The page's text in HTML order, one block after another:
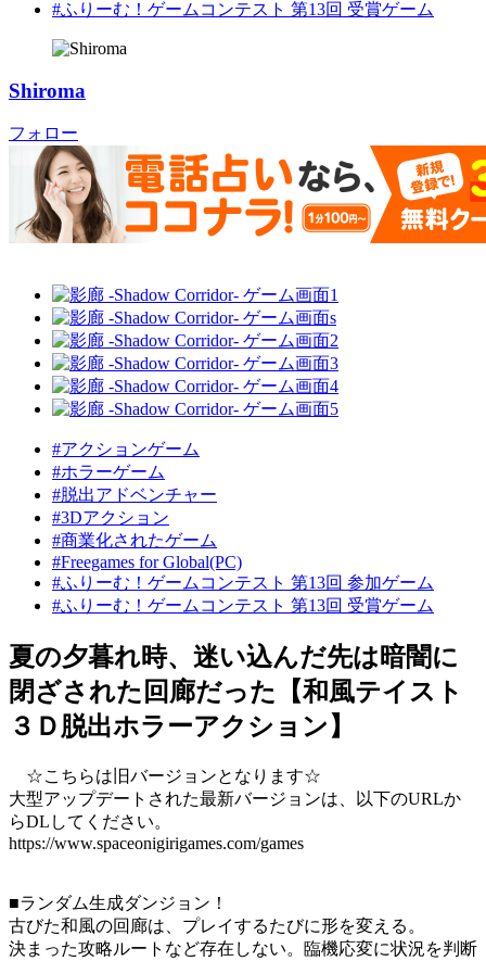
#ふりーむ！ゲームコンテスト 第13回 受賞ゲーム
Shiroma
フォロー
#アクションゲーム
#ホラーゲーム
#脱出アドベンチャー
#3Dアクション
#商業化されたゲーム
#Freegames for Global(PC)
#ふりーむ！ゲームコンテスト 第13回 参加ゲーム
#ふりーむ！ゲームコンテスト 第13回 受賞ゲーム
夏の夕暮れ時、迷い込んだ先は暗闇に
閉ざされた回廊だった【和風テイスト
３Ｄ脱出ホラーアクション】
☆こちらは旧バージョンとなります☆
大型アップデートされた最新バージョンは、以下のURLか
らDLしてください。
https://www.spaceonigirigames.com/games
■ランダム生成ダンジョン！
古びた和風の回廊は、プレイするたびに形を変える。
決まった攻略ルートなど存在しない。臨機応変に状況を判断